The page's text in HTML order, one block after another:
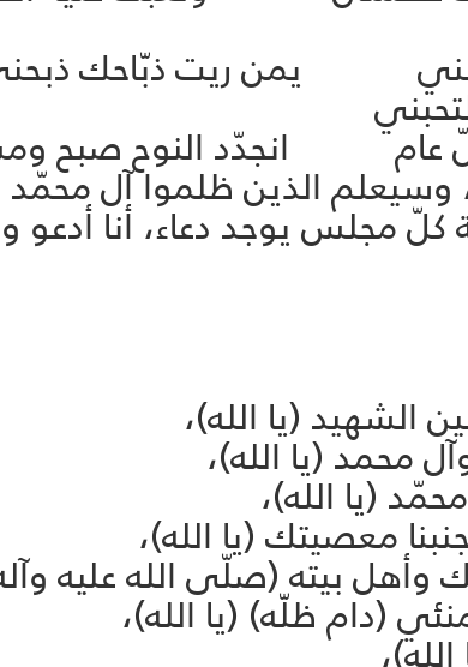
يبني يمن ريت ذبّاحك
كلّ عام انجدّد النوح صبح
وسيعلم الذين ظلموا آل
كلّ مجلس يوجد دعاء، أنا
الشهيد (يا الله)،
محمد (يا الله)،
(يا الله)،
معصيتك (يا الله)،
وأهل بيته (صلّى الله عليه
(دام ظلّه) (يا الله)،